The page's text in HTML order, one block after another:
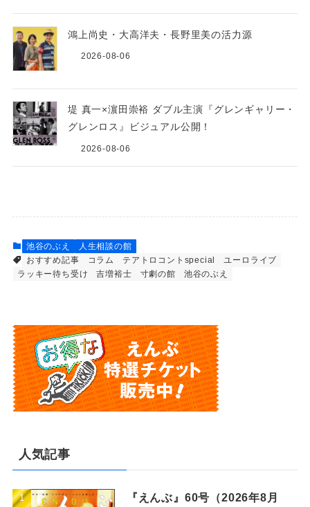
鴻上尚史・大高洋夫・長野里美の活力源
2026-08-06
堤 真一×濵田崇裕 ダブル主演『グレンギャリー・
グレンロス』ビジュアル公開！
2026-08-06
池谷のぶえ
人生相談の館
おすすめ記事
コラム テアトロコントspecial
ユーロライブ
ラッキー待ち受け
吉増裕士 寸劇の館 池谷のぶえ
人気記事
『えんぶ』60号（2026年8月